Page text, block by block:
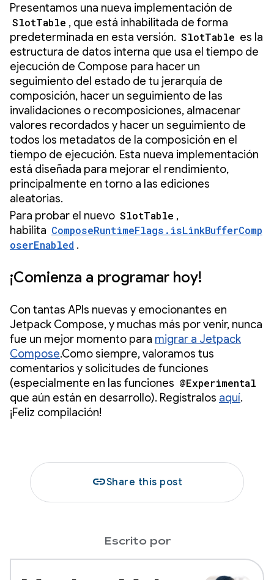
Presentamos una nueva implementación de
SlotTable , que está inhabilitada de forma
predeterminada en esta versión. SlotTable es la
estructura de datos interna que usa el tiempo de
ejecución de Compose para hacer un
seguimiento del estado de tu jerarquía de
composición, hacer un seguimiento de las
invalidaciones o recomposiciones, almacenar
valores recordados y hacer un seguimiento de
todos los metadatos de la composición en el
tiempo de ejecución. Esta nueva implementación
está diseñada para mejorar el rendimiento,
principalmente en torno a las ediciones
aleatorias.
Para probar el nuevo SlotTable ,
habilita ComposeRuntimeFlags.isLinkBufferComp
oserEnabled .
¡Comienza a programar hoy!
Con tantas APIs nuevas y emocionantes en
Jetpack Compose, y muchas más por venir, nunca
fue un mejor momento para migrar a Jetpack
Compose.Como siempre, valoramos tus
comentarios y solicitudes de funciones
(especialmente en las funciones @Experimental
que aún están en desarrollo). Regístralos aquí.
¡Feliz compilación!
linkShare this post
Escrito por